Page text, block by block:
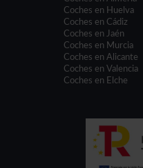
Coches en Huelva
Coches en Cádiz
Coches en Jaén
Coches en Murcia
Coches en Alicante
Coches en Valencia
Coches en Elche